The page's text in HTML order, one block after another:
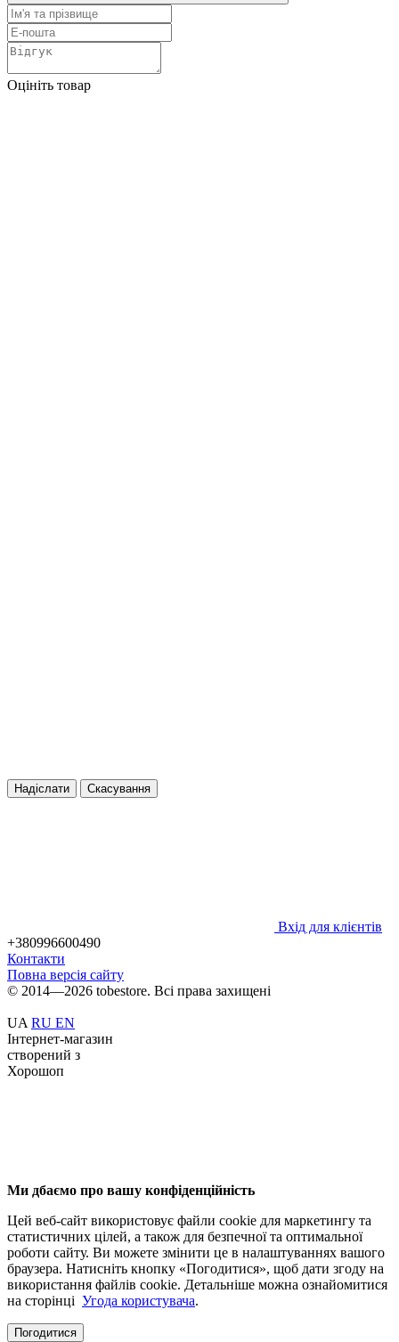
Оцініть товар
Надіслати Скасування
Вхід для клієнтів
+380996600490
Контакти
Повна версія сайту
© 2014—2026 tobestore. Всі права захищені
UA RU EN
Інтернет-магазин
створений з
Хорошоп
Ми дбаємо про вашу конфіденційність
Цей веб-сайт використовує файли cookie для маркетингу та
статистичних цілей, а також для безпечної та оптимальної
роботи сайту. Ви можете змінити це в налаштуваннях вашого
браузера. Натисніть кнопку «Погодитися», щоб дати згоду на
використання файлів cookie. Детальніше можна ознайомитися
на сторінці Угода користувача.
Погодитися